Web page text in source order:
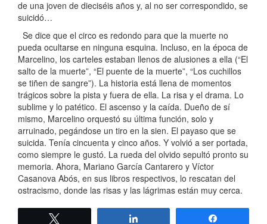
de una joven de dieciséis años y, al no ser correspondido, se
suicidó…
Se dice que el circo es redondo para que la muerte no
pueda ocultarse en ninguna esquina. Incluso, en la época de
Marcelino, los carteles estaban llenos de alusiones a ella (“El
salto de la muerte”, “El puente de la muerte”, “Los cuchillos
se tiñen de sangre”). La historia está llena de momentos
trágicos sobre la pista y fuera de ella. La risa y el drama. Lo
sublime y lo patético. El ascenso y la caída. Dueño de sí
mismo, Marcelino orquestó su última función, solo y
arruinado, pegándose un tiro en la sien. El payaso que se
suicida. Tenía cincuenta y cinco años. Y volvió a ser portada,
como siempre le gustó. La rueda del olvido sepultó pronto su
memoria. Ahora, Mariano García Cantarero y Víctor
Casanova Abós, en sus libros respectivos, lo rescatan del
ostracismo, donde las risas y las lágrimas están muy cerca.